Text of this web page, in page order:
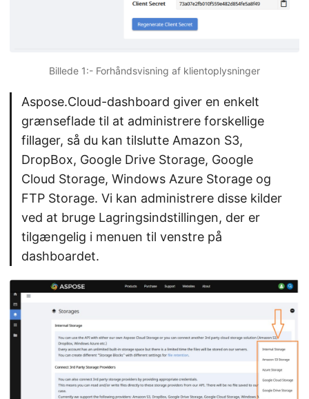
Billede 1:- Forhåndsvisning af klientoplysninger
Aspose.Cloud-dashboard giver en enkelt
grænseflade til at administrere forskellige
fillager, så du kan tilslutte Amazon S3,
DropBox, Google Drive Storage, Google
Cloud Storage, Windows Azure Storage og
FTP Storage. Vi kan administrere disse kilder
ved at bruge Lagringsindstillingen, der er
tilgængelig i menuen til venstre på
dashboardet.